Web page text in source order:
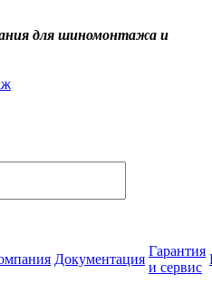
для шиномонтажа и
Документация
Гарантия
и сервис